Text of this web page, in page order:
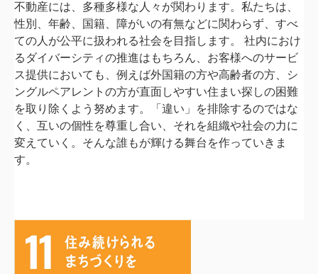
不動産には、多種多様な人々が関わります。私たちは、
性別、年齢、国籍、障がいの有無などに関わらず、すべ
ての人が公平に扱われる社会を目指します。 社内におけ
るダイバーシティの推進はもちろん、お客様へのサービ
ス提供においても、例えば外国籍の方や高齢者の方、シ
ングルペアレントの方が直面しやすい住まい探しの困難
を取り除くよう努めます。
「違い」を排除するのではな
く、互いの個性を尊重し合い、 それを組織や社会の力に
変えていく。 そんな誰もが輝ける舞台を作っていきま
す。